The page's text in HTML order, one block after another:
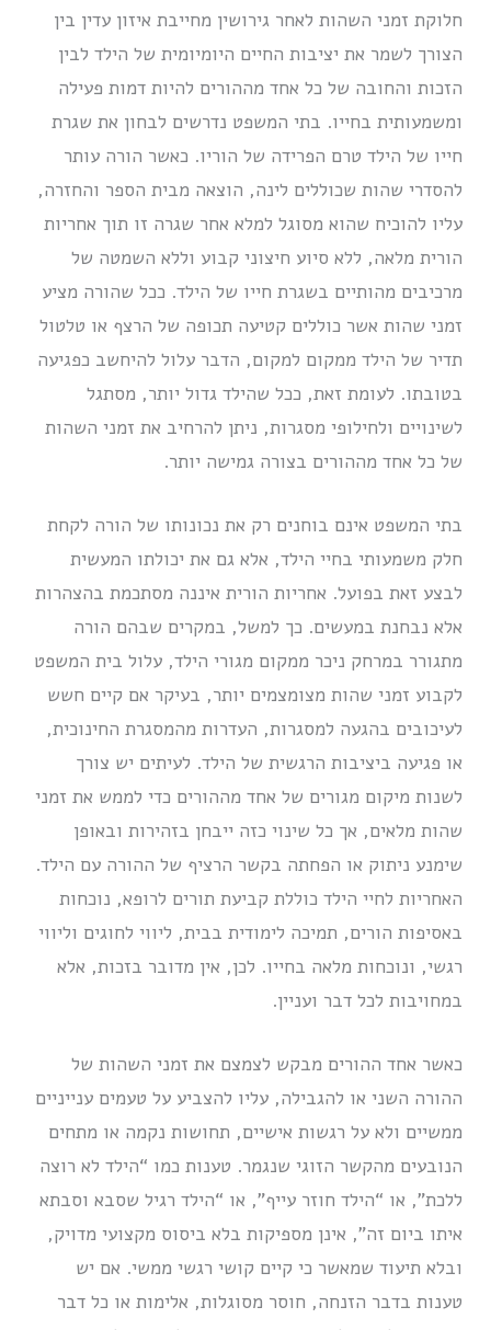
חלוקת זמני השהות לאחר גירושין מחייבת איזון עדין בין
הצורך לשמר את יציבות החיים היומיומית של הילד לבין
הזכות והחובה של כל אחד מההורים להיות דמות פעילה
ומשמעותית בחייו. בתי המשפט נדרשים לבחון את שגרת
חייו של הילד טרם הפרידה של הוריו. כאשר הורה עותר
להסדרי שהות שכוללים לינה, הוצאה מבית הספר והחזרה,
עליו להוכיח שהוא מסוגל למלא אחר שגרה זו תוך אחריות
הורית מלאה, ללא סיוע חיצוני קבוע וללא השמטה של
מרכיבים מהותיים בשגרת חייו של הילד. ככל שהורה מציע
זמני שהות אשר כוללים קטיעה תכופה של הרצף או טלטול
תדיר של הילד ממקום למקום, הדבר עלול להיחשב כפגיעה
בטובתו. לעומת זאת, ככל שהילד גדול יותר, מסתגל
לשינויים ולחילופי מסגרות, ניתן להרחיב את זמני השהות
של כל אחד מההורים בצורה גמישה יותר.
בתי המשפט אינם בוחנים רק את נכונותו של הורה לקחת
חלק משמעותי בחיי הילד, אלא גם את יכולתו המעשית
לבצע זאת בפועל. אחריות הורית איננה מסתכמת בהצהרות
אלא נבחנת במעשים. כך למשל, במקרים שבהם הורה
מתגורר במרחק ניכר ממקום מגורי הילד, עלול בית המשפט
לקבוע זמני שהות מצומצמים יותר, בעיקר אם קיים חשש
לעיכובים בהגעה למסגרות, העדרות מהמסגרת החינוכית,
או פגיעה ביציבות הרגשית של הילד. לעיתים יש צורך
לשנות מיקום מגורים של אחד מההורים כדי לממש את זמני
שהות מלאים, אך כל שינוי כזה ייבחן בזהירות ובאופן
שימנע ניתוק או הפחתה בקשר הרציף של ההורה עם הילד.
האחריות לחיי הילד כוללת קביעת תורים לרופא, נוכחות
באסיפות הורים, תמיכה לימודית בבית, ליווי לחוגים וליווי
רגשי, ונוכחות מלאה בחייו. לכן, אין מדובר בזכות, אלא
במחויבות לכל דבר ועניין.
כאשר אחד ההורים מבקש לצמצם את זמני השהות של
ההורה השני או להגבילה, עליו להצביע על טעמים ענייניים
ממשיים ולא על רגשות אישיים, תחושות נקמה או מתחים
הנובעים מהקשר הזוגי שנגמר. טענות כמו “הילד לא רוצה
ללכת”, או “הילד חוזר עייף”, או “הילד רגיל שסבא וסבתא
איתו ביום זה”, אינן מספיקות בלא ביסוס מקצועי מדויק,
ובלא תיעוד שמאשר כי קיים קושי רגשי ממשי. אם יש
טענות בדבר הזנחה, חוסר מסוגלות, אלימות או כל דבר